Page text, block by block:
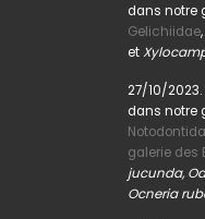
dans notre
Gelichiidae,
et
27/10/
dans notre
galerie des
jucunda,
Ocneria